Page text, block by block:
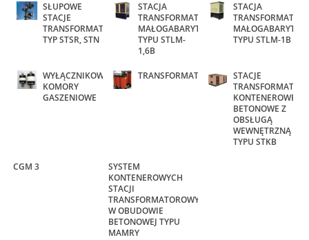
SŁUPOWE
STACJE
TRANSFORMATOROWE
TYP STSR, STN
STACJA
TRANSFORMATOROWA
MAŁOGABARYTOWA
TYPU STLM-
1,6B
STACJA
TYPU STLM-1B
CGM 3
WYŁĄCZNIKOWE
KOMORY
GASZENIOWE
TRANSFORMATORY
STACJE
KONTENEROWE
BETONOWE Z
OBSŁUGĄ
WEWNĘTRZNĄ
TYPU STKB
SYSTEM
KONTENEROWYCH
STACJI
TRANSFORMATOROWYCH
W OBUDOWIE
BETONOWEJ TYPU
MAMRY